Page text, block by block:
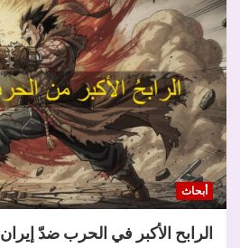
أبحاث
الرابح الأكبر في الحرب ضدّ إيران